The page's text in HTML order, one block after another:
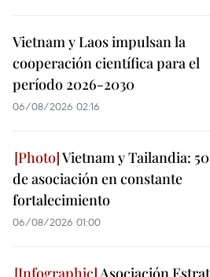
Vietnam y Laos impulsan la
cooperación científica para el
período 2026-2030
06/08/2026 02:16
Vietnam y Tailandia:
de asociación en constante
fortalecimiento
06/08/2026 01:00
Asociación